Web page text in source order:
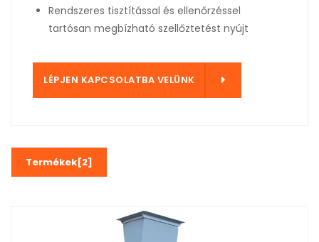
Rendszeres tisztítással és ellenőrzéssel
tartósan megbízható szellőztetést nyújt
LÉPJEN KAPCSOLATBA VELÜNK
Termékek[2]